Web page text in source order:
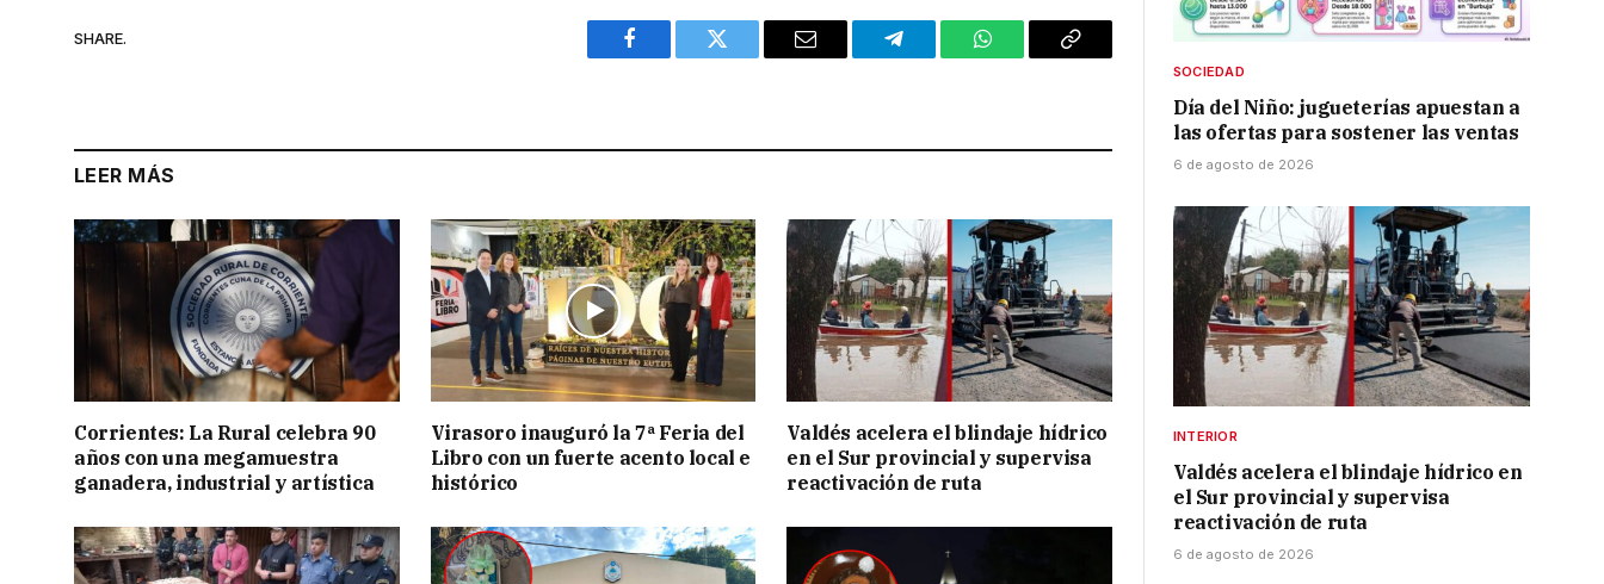
SHARE.
Facebook Twitter Email Telegram WhatsAppCopy
LEER MÁS
Corrientes: La Rural celebra 90
años con una megamuestra
ganadera, industrial y artística
Virasoro inauguró la 7ª Feria del
Libro con un fuerte acento local e
histórico
Valdés acelera el blindaje hídrico
en el Sur provincial y supervisa
reactivación de ruta
SOCIEDAD
Día del Niño: jugueterías apuestan a
las ofertas para sostener las ventas
6 de agosto de 2026
INTERIOR
Valdés acelera el blindaje hídrico en
el Sur provincial y supervisa
reactivación de ruta
6 de agosto de 2026